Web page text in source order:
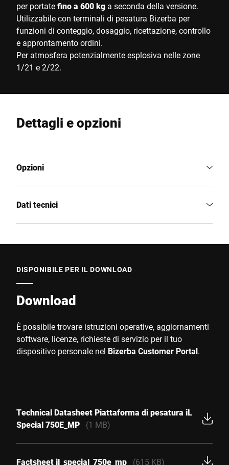
per portatefino a 600 kg a seconda della versione.
Utilizzabile con terminali di pesatura Bizerba per
funzioni di conteggio, dosaggio, ricettazione, controllo
e approntamento ordini.
Per atmosfera potenzialmente esplosiva nelle zone
1/21 e 2/22.
Dettagli e opzioni
Opzioni
Dati tecnici
DISPONIBILE PER IL DOWNLOAD
Download
È possibile trovare istruzioni operative, aggiornamenti
software, licenze, richieste di servizio per il tuo
dispositivo personale nel Bizerba Customer Portal.
Technical Datasheet Piattaforma di pesatura iL
Special 750E_MP
(1 MB)
Factsheet il_special_750e_mp (615 KB)